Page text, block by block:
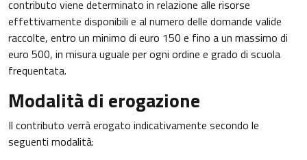
contributo viene determinato in relazione alle risorse
effettivamente disponibili e al numero delle domande valide
raccolte, entro un minimo di euro 150 e fino a un massimo di
euro 500, in misura uguale per ogni ordine e grado di scuola
frequentata.
Modalità di erogazione
Il contributo verrà erogato indicativamente secondo le
seguenti modalità: